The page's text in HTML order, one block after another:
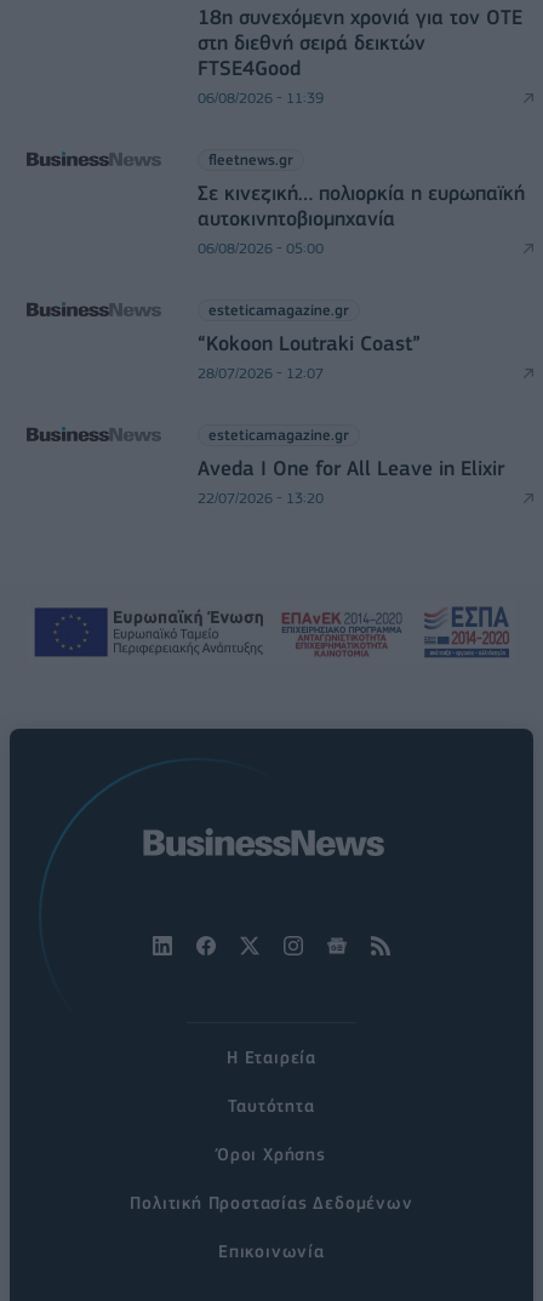
18η συνεχόμενη χρονιά για τον ΟΤΕ
στη διεθνή σειρά δεικτών
FTSE4Good
06/08/2026 - 11:39
fleetnews.gr
Σε κινεζική… πολιορκία η ευρωπαϊκή
αυτοκινητοβιομηχανία
06/08/2026 - 05:00
esteticamagazine.gr
“Kokoon Loutraki Coast”
28/07/2026 - 12:07
esteticamagazine.gr
Aveda I One for All Leave in Elixir
22/07/2026 - 13:20
Η Εταιρεία
Ταυτότητα
Όροι Χρήσης
Πολιτική Προστασίας Δεδομένων
Επικοινωνία